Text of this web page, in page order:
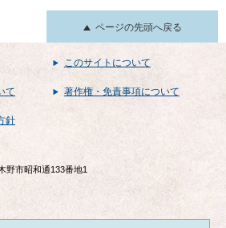
ページの先頭へ戻る
このサイトについて
て 著作権・免責事項について
針
野市昭和通133番地1